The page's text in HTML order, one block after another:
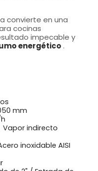
convierte en una
cocinas
impecable y
energético .
mm
Vapor indirecto
inoxidable AISI